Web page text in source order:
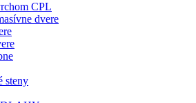
CPL
dvere
steny